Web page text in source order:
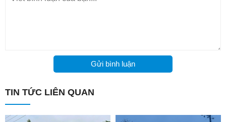
8×4
295/80R22.5
Cabin
chiếu hậu điều khiển điện, có điều hoà và ghế
Gửi bình luận
TIN TỨC LIÊN QUAN